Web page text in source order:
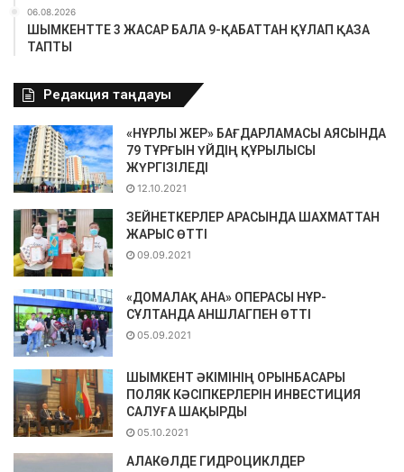
06.08.2026
ШЫМКЕНТТЕ 3 ЖАСАР БАЛА 9-ҚАБАТТАН ҚҰЛАП ҚАЗА
ТАПТЫ
Редакция таңдауы
«НҰРЛЫ ЖЕР» БАҒДАРЛАМАСЫ АЯСЫНДА
79 ТҰРҒЫН ҮЙДІҢ ҚҰРЫЛЫСЫ
ЖҮРГІЗІЛЕДІ
12.10.2021
ЗЕЙНЕТКЕРЛЕР АРАСЫНДА ШАХМАТТАН
ЖАРЫС ӨТТІ
09.09.2021
«ДОМАЛАҚ АНА» ОПЕРАСЫ НҰР-
СҰЛТАНДА АНШЛАГПЕН ӨТТІ
05.09.2021
ШЫМКЕНТ ӘКІМІНІҢ ОРЫНБАСАРЫ
ПОЛЯК КӘСІПКЕРЛЕРІН ИНВЕСТИЦИЯ
САЛУҒА ШАҚЫРДЫ
05.10.2021
АЛАКӨЛДЕ ГИДРОЦИКЛДЕР